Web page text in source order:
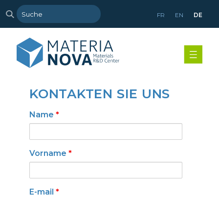
FR EN DE
KONTAKTEN SIE UNS
Name *
Vorname *
E-mail *